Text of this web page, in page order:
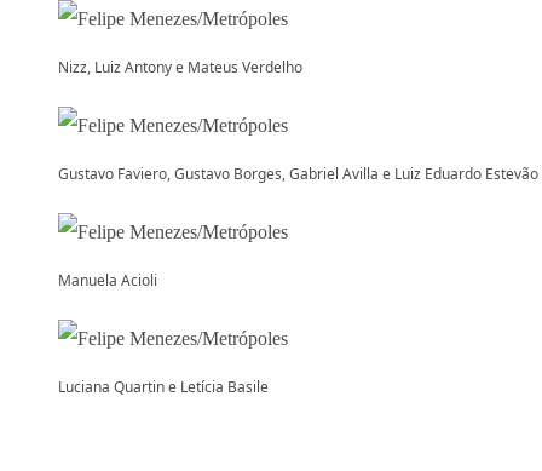
Nizz, Luiz Antony e Mateus Verdelho
Gustavo Faviero, Gustavo Borges, Gabriel Avilla e Luiz Eduardo Estevão
Manuela Acioli
Luciana Quartin e Letícia Basile